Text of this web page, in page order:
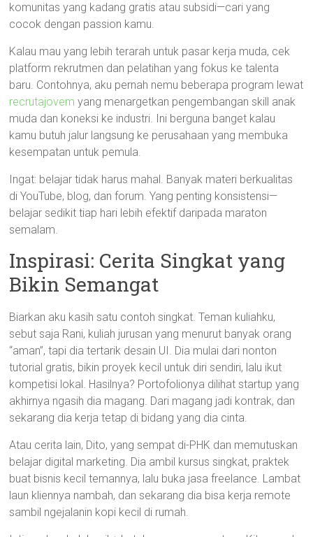
komunitas yang kadang gratis atau subsidi—cari yang
cocok dengan passion kamu.
Kalau mau yang lebih terarah untuk pasar kerja muda, cek
platform rekrutmen dan pelatihan yang fokus ke talenta
baru. Contohnya, aku pernah nemu beberapa program lewat
recrutajovem yang menargetkan pengembangan skill anak
muda dan koneksi ke industri. Ini berguna banget kalau
kamu butuh jalur langsung ke perusahaan yang membuka
kesempatan untuk pemula.
Ingat: belajar tidak harus mahal. Banyak materi berkualitas
di YouTube, blog, dan forum. Yang penting konsistensi—
belajar sedikit tiap hari lebih efektif daripada maraton
semalam.
Inspirasi: Cerita Singkat yang
Bikin Semangat
Biarkan aku kasih satu contoh singkat. Teman kuliahku,
sebut saja Rani, kuliah jurusan yang menurut banyak orang
“aman”, tapi dia tertarik desain UI. Dia mulai dari nonton
tutorial gratis, bikin proyek kecil untuk diri sendiri, lalu ikut
kompetisi lokal. Hasilnya? Portofolionya dilihat startup yang
akhirnya ngasih dia magang. Dari magang jadi kontrak, dan
sekarang dia kerja tetap di bidang yang dia cinta.
Atau cerita lain, Dito, yang sempat di-PHK dan memutuskan
belajar digital marketing. Dia ambil kursus singkat, praktek
buat bisnis kecil temannya, lalu buka jasa freelance. Lambat
laun kliennya nambah, dan sekarang dia bisa kerja remote
sambil ngejalanin kopi kecil di rumah.